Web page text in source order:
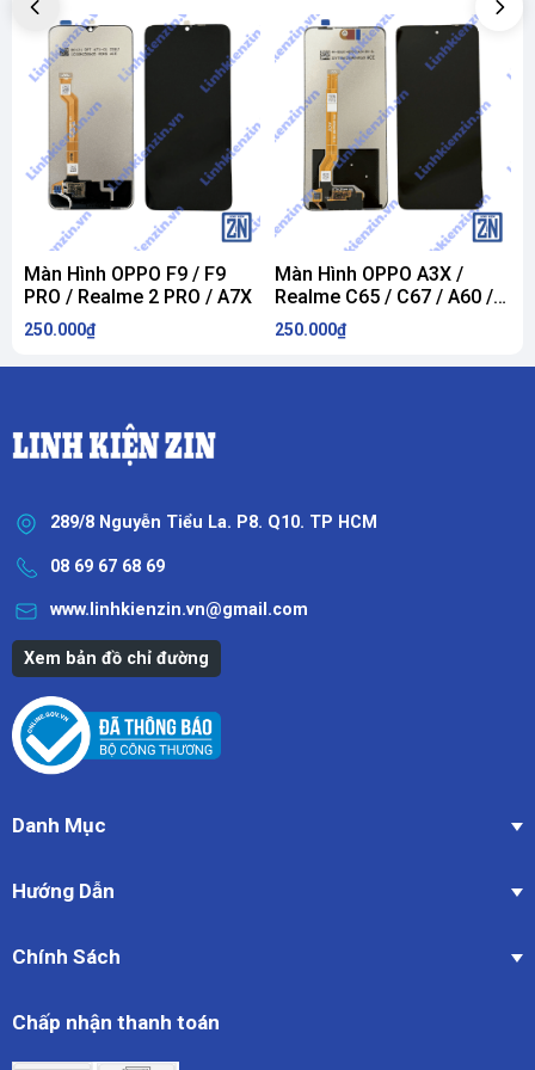
Màn Hình OPPO F9 / F9
PRO / Realme 2 PRO / A7X
250.000₫
Màn Hình OPPO A3X /
Realme C65 / C67 / A60 /
V60 / X60 / Realme 12X
250.000₫
289/8 Nguyễn Tiểu La. P8. Q10. TP HCM
08 69 67 68 69
www.linhkienzin.vn@gmail.com
Xem bản đồ chỉ đường
Danh Mục
Hướng Dẫn
Chính Sách
Chấp nhận thanh toán